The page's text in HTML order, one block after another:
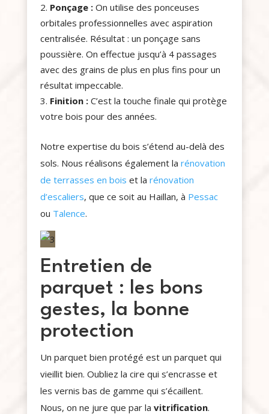
Ponçage : On utilise des ponceuses
orbitales professionnelles avec aspiration
centralisée. Résultat : un ponçage sans
poussière. On effectue jusqu’à 4 passages
avec des grains de plus en plus fins pour un
résultat impeccable.
Finition : C’est la touche finale qui protège
votre bois pour des années.
Notre expertise du bois s’étend au-delà des
sols. Nous réalisons également larénovation
de terrasses en bois et larénovation
d’escaliers, que ce soit au Haillan, à Pessac
ou Talence.
Entretien de
parquet : les bons
gestes, la bonne
protection
Un parquet bien protégé est un parquet qui
vieillit bien. Oubliez la cire qui s’encrasse et
les vernis bas de gamme qui s’écaillent.
Nous, on ne jure que par lavitrification.